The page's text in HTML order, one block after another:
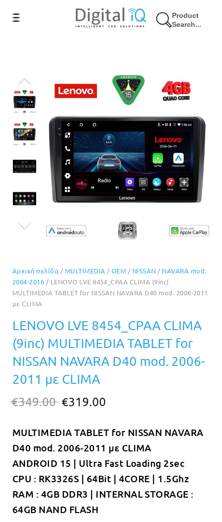
Product
Search...
9% Έκπτωση
Αρχική σελίδα / MULTIMEDIA / OEM / NISSAN / NAVARA mod.
2004-2016 / LENOVO LVE 8454_CPAA CLIMA (9inc)
MULTIMEDIA TABLET for NISSAN NAVARA D40 mod. 2006-2011
με CLIMA
LENOVO LVE 8454_CPAA CLIMA
(9inc) MULTIMEDIA TABLET for
NISSAN NAVARA D40 mod. 2006-
2011 με CLIMA
€349.00 Original
was:
€349.00.
€319.00
τιμή
είναι:
€319.00.
MULTIMEDIA TABLET for NISSAN NAVARA
D40 mod. 2006-2011 με CLIMA
ANDROID 15 | Ultra Fast Loading 2sec
CPU : RK3326S | 64Bit | 4CORE | 1.5Ghz
RAM : 4GB DDR3 | INTERNAL STORAGE :
64GB NAND FLASH